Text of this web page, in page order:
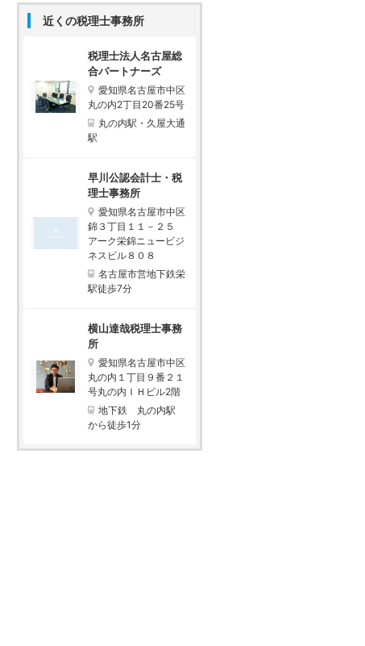
近くの税理士事務所
税理士法人名古屋総
合パートナーズ
愛知県名古屋市中区
丸の内2丁目20番25号
丸の内駅・久屋大通
駅
早川公認会計士・税
理士事務所
愛知県名古屋市中区
錦３丁目１１－２５
アーク栄錦ニュービジ
ネスビル８０８
名古屋市営地下鉄栄
駅徒歩7分
横山達哉税理士事務
所
愛知県名古屋市中区
丸の内１丁目９番２１
号丸の内ＩＨビル2階
地下鉄 丸の内駅
から徒歩1分